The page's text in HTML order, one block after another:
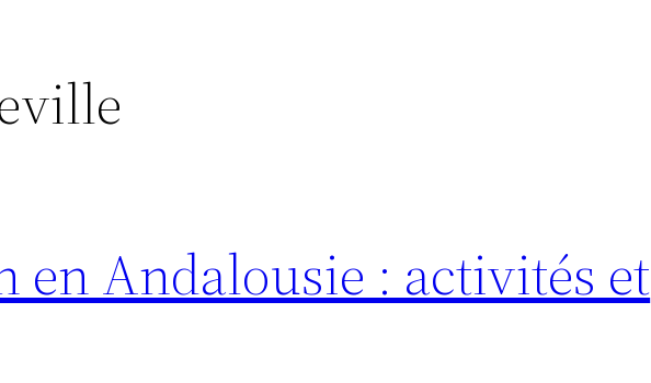
en Andalousie : activités et